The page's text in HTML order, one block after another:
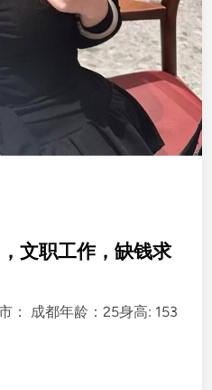
文职工作，缺钱求
： 成都年龄：25身高: 153